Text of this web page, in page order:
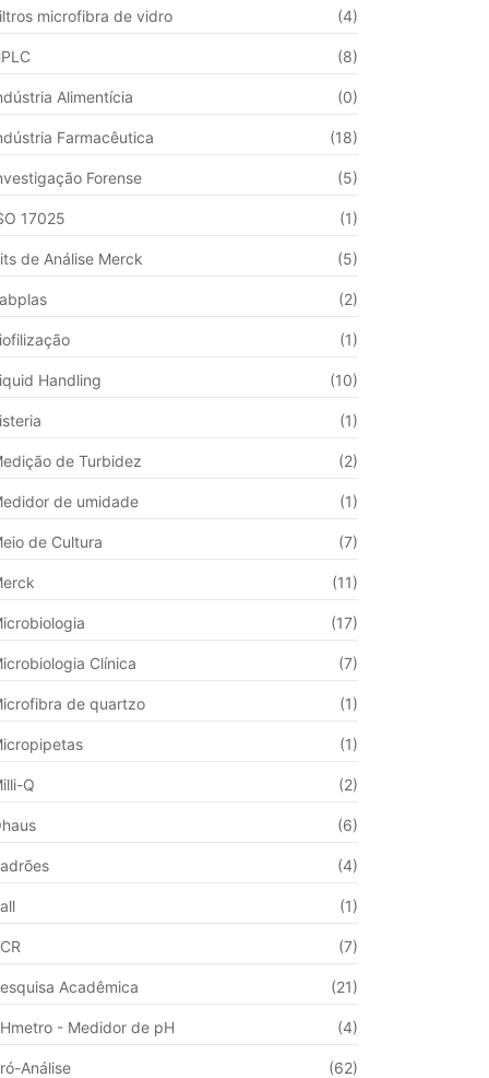
microfibra de vidro (4)
(8)
Alimentícia (0)
Farmacêutica (18)
Forense (5)
17025 (1)
de Análise Merck (5)
(2)
(1)
Handling (10)
(1)
de Turbidez (2)
de umidade (1)
de Cultura (7)
(11)
(17)
Clínica (7)
de quartzo (1)
(1)
Q (2)
(6)
(4)
(1)
(7)
Acadêmica (21)
- Medidor de pH (4)
Análise (62)